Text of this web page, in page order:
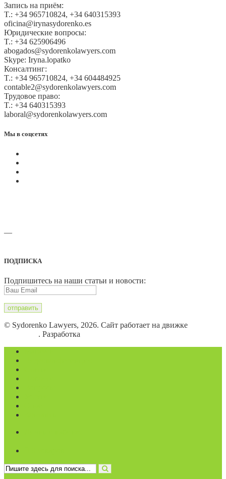
Запись на приём:
T.: +34 965710824, +34 640315393
oficina@irynasydorenko.es
Юридические вопросы:
T.: +34 625906496
abogados@sydorenkolawyers.com
Skype: Iryna.lopatko
Консалтинг:
T.: +34 965710824, +34 604484925
contable2@sydorenkolawyers.com
Трудовое право:
T.: +34 640315393
laboral@sydorenkolawyers.com
Мы в соцсетях
—
ПОДПИСКА
Подпишитесь на наши статьи и новости:
© Sydorenko Lawyers, 2026. Сайт работает на движке
. Разработка